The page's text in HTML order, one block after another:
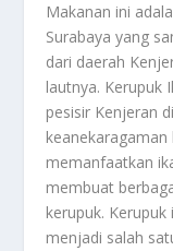
Makanan ini
Surabaya yang
dari daerah
lautnya. Kerupuk
pesisir Kenjeran
memanfaatkan
membuat
kerupuk.
menjadi salah